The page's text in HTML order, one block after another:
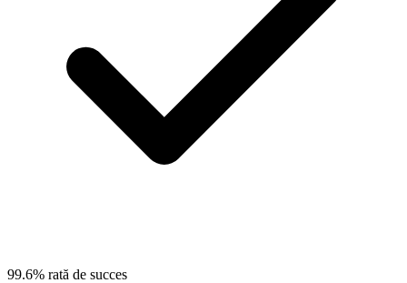
99.6% rată de succes